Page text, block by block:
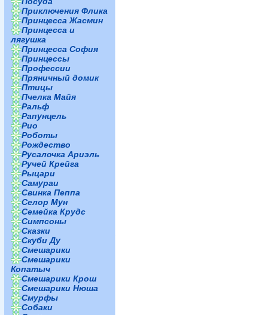
Приключения Флика
Принцесса Жасмин
Принцесса и
лягушка
Принцесса София
Принцессы
Профессии
Пряничный домик
Птицы
Пчелка Майя
Ральф
Рапунцель
Рио
Роботы
Рождество
Русалочка Ариэль
Ручей Крейга
Рыцари
Самураи
Свинка Пеппа
Селор Мун
Семейка Крудс
Симпсоны
Сказки
Скуби Ду
Смешарики
Смешарики
Копатыч
Смешарики Крош
Смешарики Нюша
Смурфы
Собаки